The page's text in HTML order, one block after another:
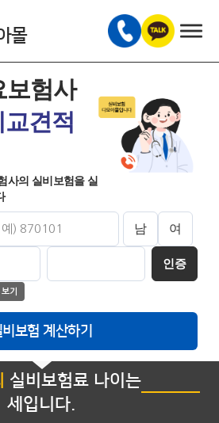
몰
보험사
견적
사의 실비보험을 실
남 여
인증
보기
보험 계산하기
실비보험료 나이는
세입니다.